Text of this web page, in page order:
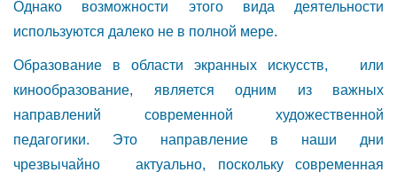
Однако возможности этого вида деятельности
используются далеко не в полной мере.
Образование в области экранных искусств, или
кинообразование, является одним из важных
направлений современной художественной
педагогики. Это направление в наши дни
чрезвычайно актуально, поскольку современная